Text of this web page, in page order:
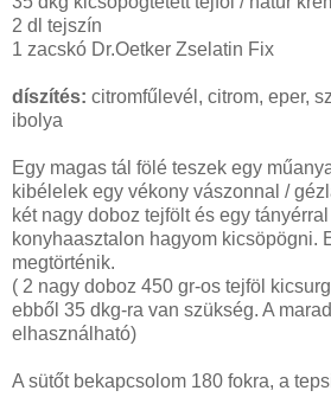
2 dl tejszín
1 zacskó Dr.Oetker Zselatin Fix
díszítés: citromfűlevél, citrom, eper,
ibolya
Egy magas tál fölé teszek egy
kibélelek egy vékony vászonnal /
két nagy doboz tejfölt és egy
konyhaasztalon hagyom kicsöpögni.
megtörténik.
( 2 nagy doboz 450 gr-os tejföl
ebből 35 dkg-ra van szükség. A
elhasználható)
A sütőt bekapcsolom 180 fokra, a